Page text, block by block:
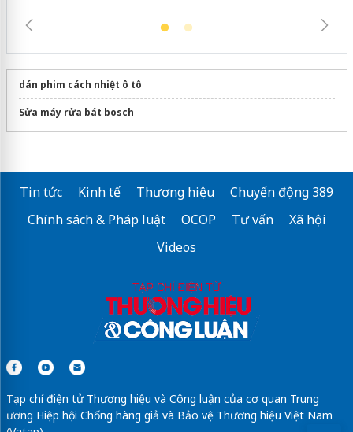
dán phim cách nhiệt ô tô
Sửa máy rửa bát bosch
Tin tức Kinh tế Thương hiệu
Chuyển động 389
Chính sách & Pháp luật
OCOP Tư vấn
Xã hội
Videos
Tạp chí điện tử Thương hiệu và Công luận của cơ quan Trung
ương Hiệp hội Chống hàng giả và Bảo vệ Thương hiệu Việt Nam